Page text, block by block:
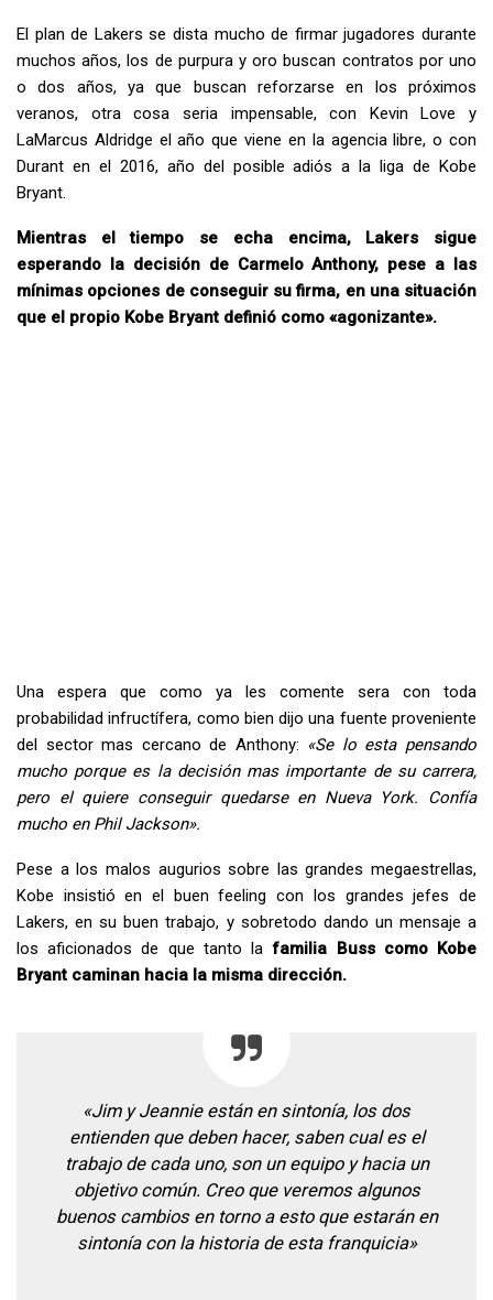
El plan de Lakers se dista mucho de firmar jugadores durante
muchos años, los de purpura y oro buscan contratos por uno
o dos años, ya que buscan reforzarse en los próximos
veranos, otra cosa seria impensable, con Kevin Love y
LaMarcus Aldridge el año que viene en la agencia libre, o con
Durant en el 2016, año del posible adiós a la liga de Kobe
Bryant.
Mientras el tiempo se echa encima, Lakers sigue
esperando la decisión de Carmelo Anthony, pese a las
mínimas opciones de conseguir su firma, en una situación
que el propio Kobe Bryant definió como «agonizante».
Una espera que como ya les comente sera con toda
probabilidad infructífera, como bien dijo una fuente proveniente
del sector mas cercano de Anthony: «Se lo esta pensando
mucho porque es la decisión mas importante de su carrera,
pero el quiere conseguir quedarse en Nueva York. Confía
mucho en Phil Jackson».
Pese a los malos augurios sobre las grandes megaestrellas,
Kobe insistió en el buen feeling con los grandes jefes de
Lakers, en su buen trabajo, y sobretodo dando un mensaje a
los aficionados de que tanto lafamilia Buss como Kobe
Bryant caminan hacia la misma dirección.
«Jim y Jeannie están en sintonía, los dos
entienden que deben hacer, saben cual es el
trabajo de cada uno, son un equipo y hacia un
objetivo común. Creo que veremos algunos
buenos cambios en torno a esto que estarán en
sintonía con la historia de esta franquicia»